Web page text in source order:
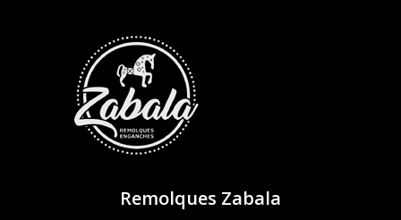
Remolques Zabala